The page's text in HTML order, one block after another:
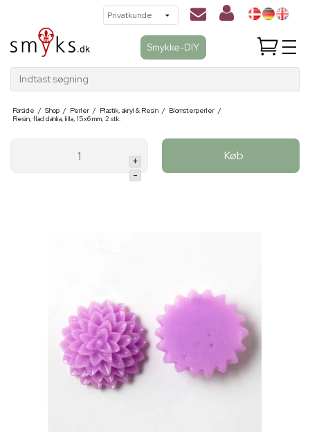
Smykke-DIY
Indtast søgning
Forside / Shop / Perler / Plastik, akryl & Resin / Blomsterperler /
Resin, flad dahlia, lilla, 15x6 mm, 2 stk.
+
-
Køb